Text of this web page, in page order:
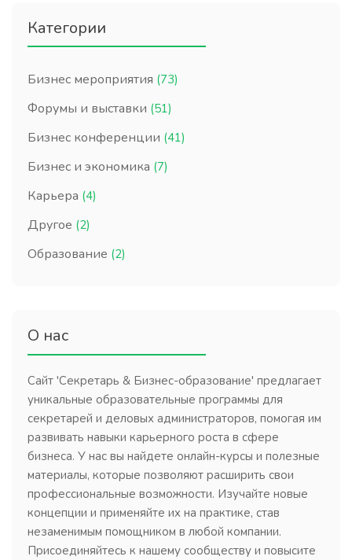
Категории
Бизнес мероприятия (73)
Форумы и выставки (51)
Бизнес конференции (41)
Бизнес и экономика (7)
Карьера (4)
Другое (2)
Образование (2)
О нас
Сайт 'Секретарь & Бизнес-образование' предлагает
уникальные образовательные программы для
секретарей и деловых администраторов, помогая им
развивать навыки карьерного роста в сфере
бизнеса. У нас вы найдете онлайн-курсы и полезные
материалы, которые позволяют расширить свои
профессиональные возможности. Изучайте новые
концепции и применяйте их на практике, став
незаменимым помощником в любой компании.
Присоединяйтесь к нашему сообществу и повысите